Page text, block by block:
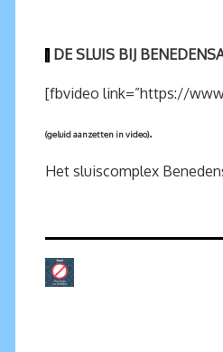
| DE SLUIS BIJ
[fbvideo link=”https://
(geluid aanzetten in video).
Het sluiscomplex